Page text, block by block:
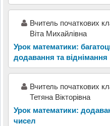
Вчитель початкових
Віта Михайлівна
Урок математики:
додавання та віднімання
Вчитель початкових
Тетяна Вікторівна
Урок математики:
чисел